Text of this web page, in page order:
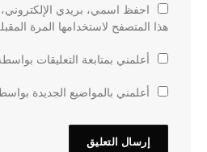
احفظ اسمي، بريدي
هذا المتصفح لاستخدامها المرة
أعلمني بمتابعة التعليقات
أعلمني بالمواضيع الجديدة